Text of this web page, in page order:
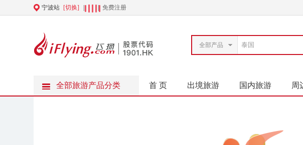
宁波站 [切换] | 免费注册
全部产品
全部旅游产品分类 首 页 出境旅游 国内旅游 周